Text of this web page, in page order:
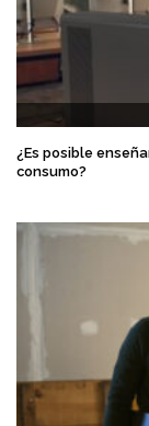
¿Es posible
consumo?